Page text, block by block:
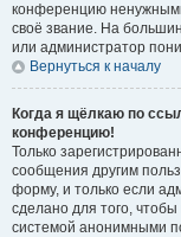
конференцию
своё звание. На
или администратор
Вернуться к началу
Когда я щёлкаю по
конференцию!
Только
сообщения другим
форму, и только если
сделано для того,
системой анонимными